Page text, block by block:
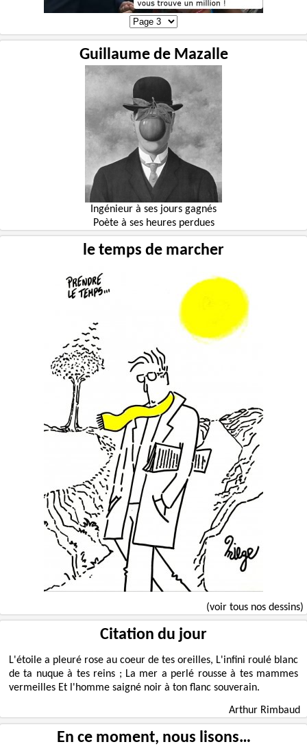
Guillaume de Mazalle
Ingénieur à ses jours gagnés
Poète à ses heures perdues
le temps de marcher
(voir tous nos dessins)
Citation du jour
L'étoile a pleuré rose au coeur de tes oreilles, L'infini roulé blanc
de ta nuque à tes reins ; La mer a perlé rousse à tes mammes
vermeilles Et l'homme saigné noir à ton flanc souverain.
Arthur Rimbaud
En ce moment, nous lisons…